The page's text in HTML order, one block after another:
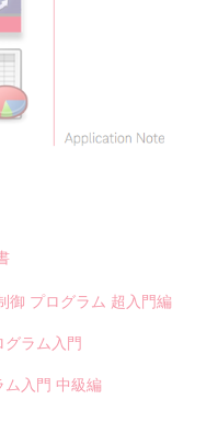
御 プログラム 超入門編
ラム入門
ム入門 中級編